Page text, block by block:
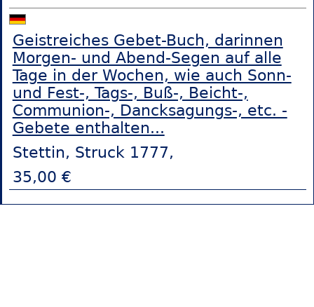
Geistreiches Gebet-Buch, darinnen
Morgen- und Abend-Segen auf alle
Tage in der Wochen, wie auch Sonn-
und Fest-, Tags-, Buß-, Beicht-,
Communion-, Dancksagungs-, etc. -
Gebete enthalten...
Stettin, Struck 1777,
35,00 €